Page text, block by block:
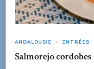
ANDALOUSIE ENTRÉES
Salmorejo cordobes